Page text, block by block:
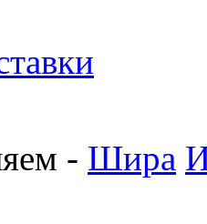
- Шира